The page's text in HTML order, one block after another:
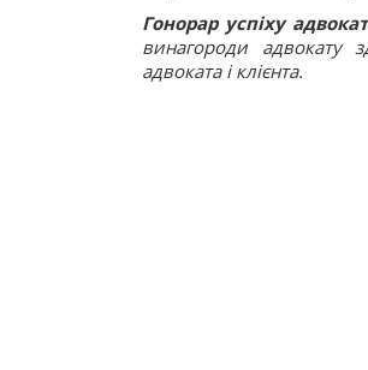
Гонорар успіху
винагороди адвокату
адвоката і клієнта.